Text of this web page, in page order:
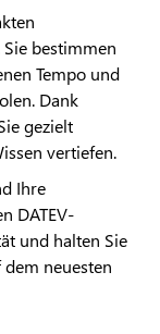
bestimmen
Tempo und
Dank
gezielt
vertiefen.
Ihre
DATEV-
und halten Sie
neuesten